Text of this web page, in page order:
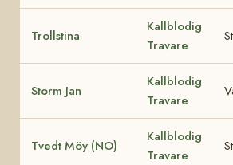
Trollstina
Kallblodig
Travare
Storm Jan
Kallblodig
Travare
Tvedt Möy (NO)
Kallblodig
Travare